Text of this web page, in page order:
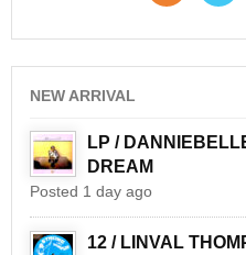
NEW ARRIVAL
LP /
DREAM
Posted 1 day ago
12 / LINVAL